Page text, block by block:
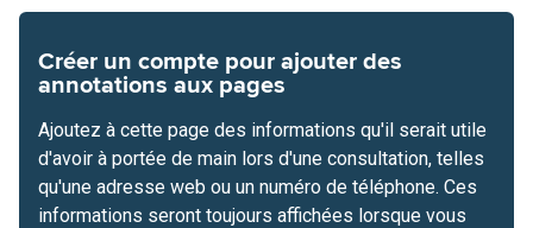
Créer un compte pour ajouter des
annotations aux pages
Ajoutez à cette page des informations qu'il serait utile
d'avoir à portée de main lors d'une consultation, telles
qu'une adresse web ou un numéro de téléphone. Ces
informations seront toujours affichées lorsque vous